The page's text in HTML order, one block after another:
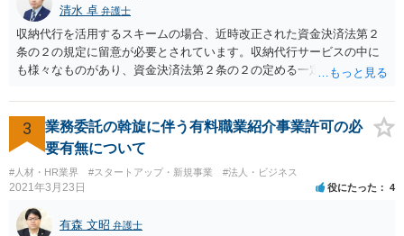
清水 卓 弁護士
収納代行を活用するスキームの場合、近時改正された資金決済法第２
条の２の規定に留意が必要とされています。収納代行サービスの中に
も様々なものがあり、資金決済法第２条の２の定める一定の要件（内
ことが明らかにされました。 この資金決済法第２条の２の定める一
定の要件（内閣府令で定める要件も含む）については、該当条文を見
るだけではなかなか理解し難いところがあるかと思いますし、この掲
示板で回答するには限界がありますので、この分野に詳しそうな弁護
士の方に直接相談なさってみて下さい。 （資金決済法） 第二条の二
金銭債権を有する者（以下この条において「受取人」という。）から
の委託、受取人からの金銭債権の譲受けその他これらに類する方法に
より、当該金銭債権に係る債務者又は当該債務者からの委託（二以上
3
業務委託の斡旋に伴う有料職業紹介事業許可の必
要有無について
#人材・HR業界 #スタートアップ・新規事業 #法人・ビジネス
2021年3月23日 役にたった 4
有森 文昭 弁護士